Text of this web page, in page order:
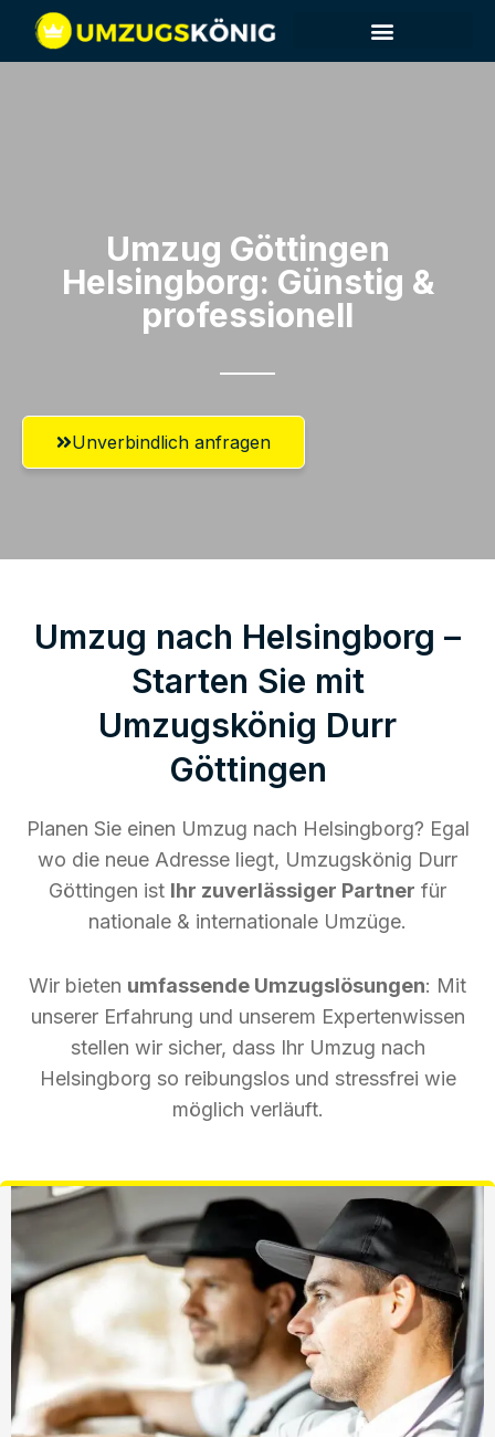
Umzug Göttingen​
Helsingborg: Günstig &
professionell​
Unverbindlich anfragen
Umzug nach Helsingborg –
Starten Sie mit
Umzugskönig Durr
Göttingen
Planen Sie einen Umzug nach Helsingborg? Egal
wo die neue Adresse liegt, Umzugskönig Durr
Göttingen ist Ihr zuverlässiger Partner für
nationale & internationale Umzüge.
Wir bieten umfassende Umzugslösungen: Mit
unserer Erfahrung und unserem Expertenwissen
stellen wir sicher, dass Ihr Umzug nach
Helsingborg so reibungslos und stressfrei wie
möglich verläuft.